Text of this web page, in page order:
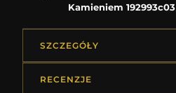
Kamieniem 192993c03
SZCZEGÓŁY
RECENZJE